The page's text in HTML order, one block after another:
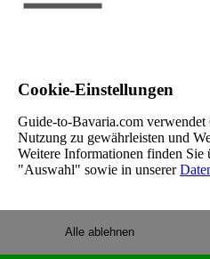
Cookie-Einstellungen
Guide-to-Bavaria.com
Nutzung zu gewährleisten und
Weitere Informationen finden Sie
"Auswahl" sowie in unserer
Alle ablehnen